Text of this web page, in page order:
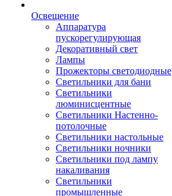
Освещение
Аппаратура
пускорегулирующая
Декоративный свет
Лампы
Прожекторы светодиодные
Светильники для бани
Светильники
люминисцентные
Светильники Настенно-
потолочные
Светильники настольные
Светильники ночники
Светильники под лампу
накаливания
Светильники
промышленные